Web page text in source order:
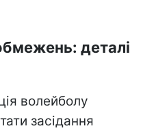
деталі
волейболу
засідання